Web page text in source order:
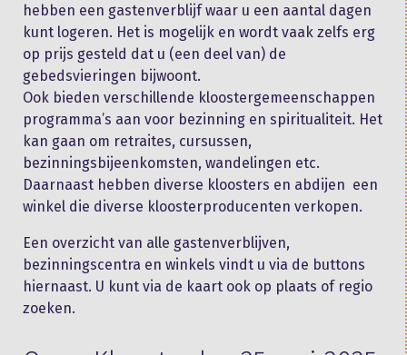
hebben een gastenverblijf waar u een aantal dagen
kunt logeren. Het is mogelijk en wordt vaak zelfs erg
op prijs gesteld dat u (een deel van) de
gebedsvieringen bijwoont.
Ook bieden verschillende kloostergemeenschappen
programma’s aan voor bezinning en spiritualiteit. Het
kan gaan om retraites, cursussen,
bezinningsbijeenkomsten, wandelingen etc.
Daarnaast hebben diverse kloosters en abdijen een
winkel die diverse kloosterproducenten verkopen.
Een overzicht van alle gastenverblijven,
bezinningscentra en winkels vindt u via de buttons
hiernaast. U kunt via de kaart ook op plaats of regio
zoeken.